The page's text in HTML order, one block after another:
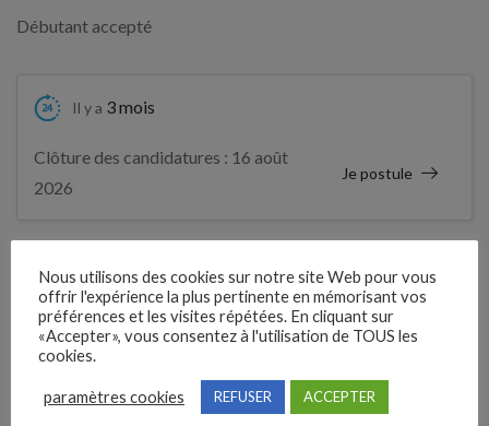
Débutant accepté
Il y a 3 mois
Clôture des candidatures : 16 août
2026
Je postule
Référence
2875047
Nous utilisons des cookies sur notre site Web pour vous
offrir l'expérience la plus pertinente en mémorisant vos
préférences et les visites répétées. En cliquant sur
«Accepter», vous consentez à l'utilisation de TOUS les
cookies.
paramètres cookies REFUSER ACCEPTER